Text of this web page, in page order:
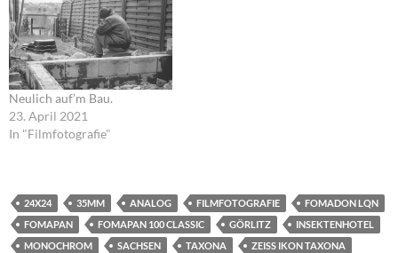
Neulich auf’m Bau.
23. April 2021
In "Filmfotografie"
24X24 35MM ANALOG FILMFOTOGRAFIE
FOMADON LQN
FOMAPAN
FOMAPAN 100 CLASSIC GÖRLITZ
INSEKTENHOTEL
MONOCHROM
SACHSEN TAXONA ZEISS IKON TAXONA